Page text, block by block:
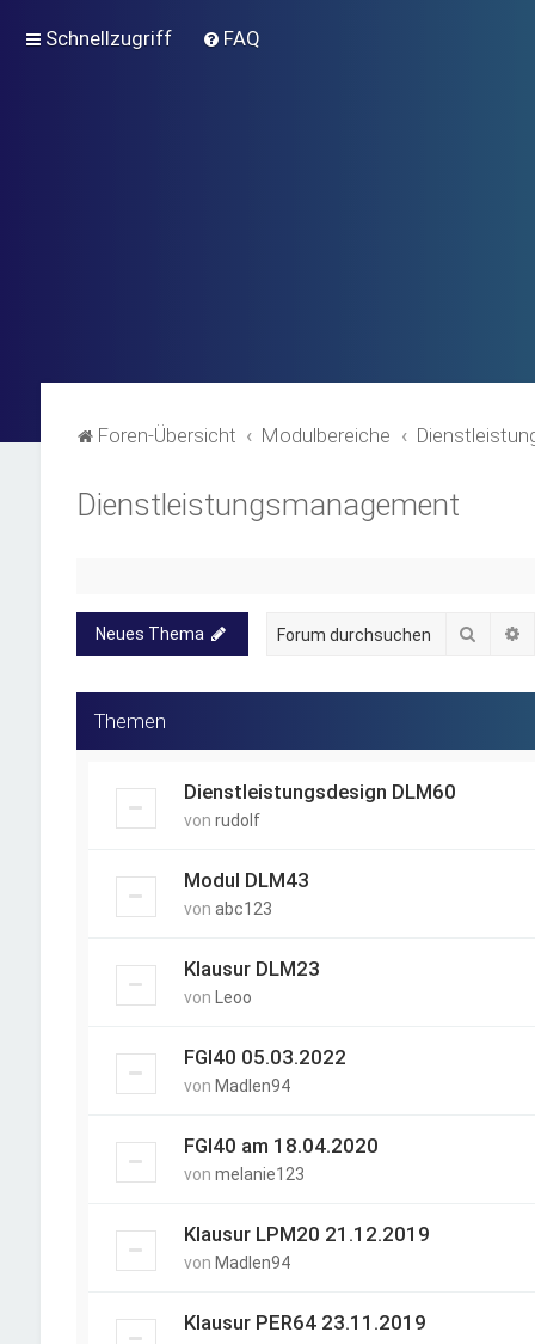
Schnellzugriff FAQ
Foren-Übersicht Modulbereiche
Dienstleistungsmanagement
Neues Thema Suche
Themen
Dienstleistungsdesign DLM60
von rudolf
Modul DLM43
von abc123
Klausur DLM23
von Leoo
FGI40 05.03.2022
von Madlen94
FGI40 am 18.04.2020
von melanie123
Klausur LPM20 21.12.2019
von Madlen94
Klausur PER64 23.11.2019